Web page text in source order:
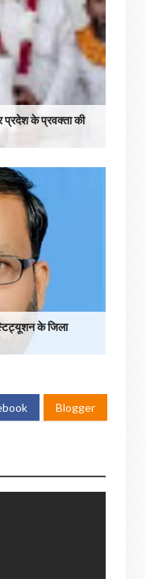
प्रदेश के प्रवक्ता की
के जिला
Blogger